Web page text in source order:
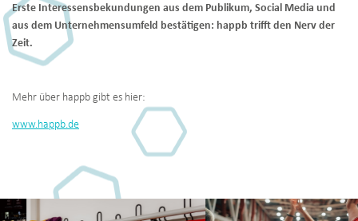
Erste Interessensbekundungen aus dem Publikum, Social Media und
aus dem Unternehmensumfeld bestätigen: happb trifft den Nerv der
Zeit.
Mehr über happb gibt es hier:
www.happb.de